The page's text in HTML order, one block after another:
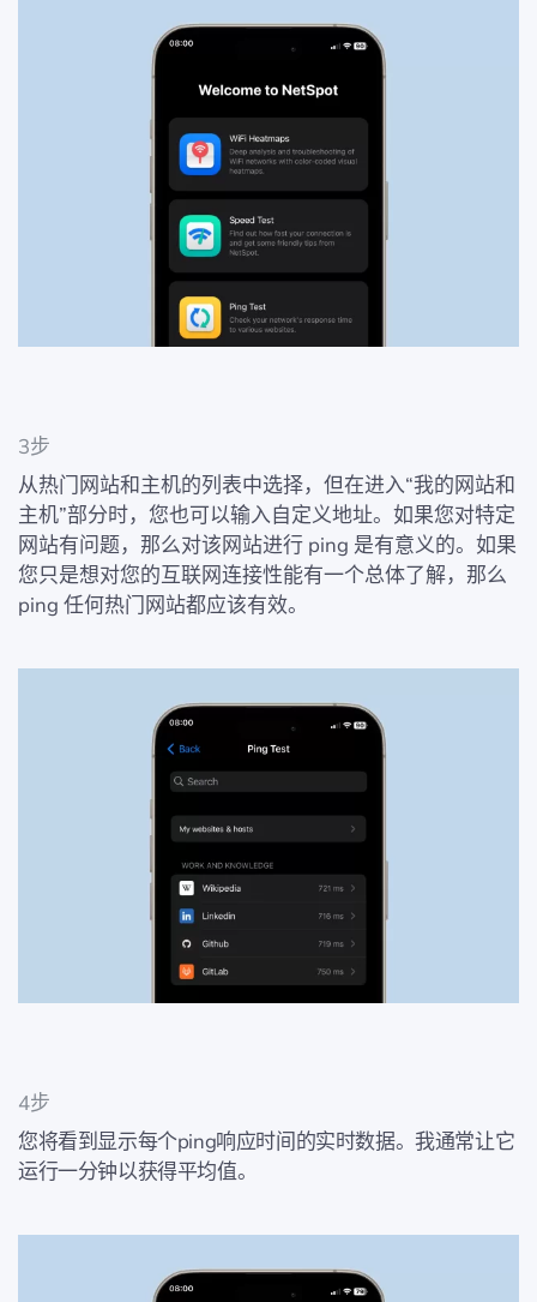
3步
从热门网站和主机的列表中选择，但在进入“我的网站和
主机”部分时，您也可以输入自定义地址。如果您对特定
网站有问题，那么对该网站进行 ping 是有意义的。如果
您只是想对您的互联网连接性能有一个总体了解，那么
ping 任何热门网站都应该有效。
4步
您将看到显示每个ping响应时间的实时数据。我通常让它
运行一分钟以获得平均值。